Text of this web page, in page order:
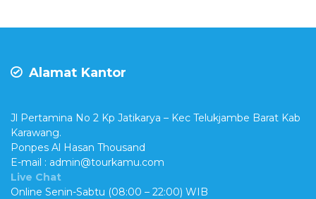
Alamat Kantor
Jl Pertamina No 2 Kp Jatikarya – Kec Telukjambe Barat Kab
Karawang.
Ponpes Al Hasan Thousand
E-mail : admin@tourkamu.com
Live Chat
Online Senin-Sabtu (08:00 – 22:00) WIB